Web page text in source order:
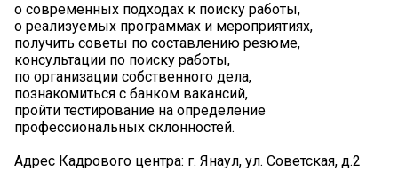
о современных подходах к поиску работы,
о реализуемых программах и мероприятиях,
получить советы по составлению резюме,
консультации по поиску работы,
по организации собственного дела,
познакомиться с банком вакансий,
пройти тестирование на определение
профессиональных склонностей.
Адрес Кадрового центра: г. Янаул, ул. Советская, д.2